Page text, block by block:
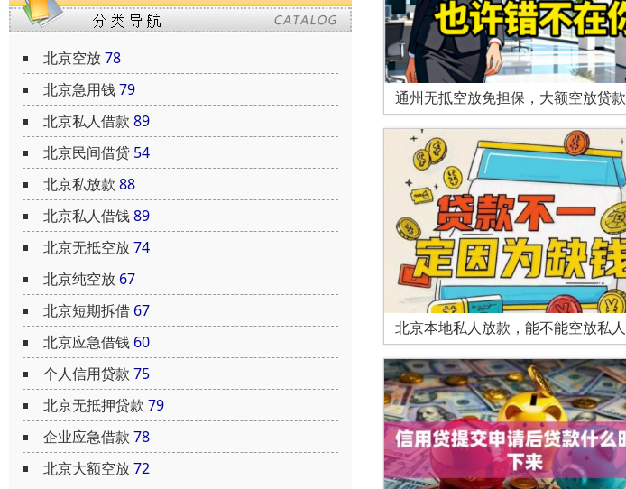
北京空放78
北京急用钱79
北京私人借款 89
北京民间借贷 54
北京私放款 88
北京私人借钱89
北京无抵空放74
北京纯空放 67
北京短期拆借 67
北京应急借钱 60
个人信用贷款 75
北京无抵押贷款 79
企业应急借款 78
北京大额空放72
通州无抵空放免担保，大额空放贷款
北京本地私人放款，能不能空放私人